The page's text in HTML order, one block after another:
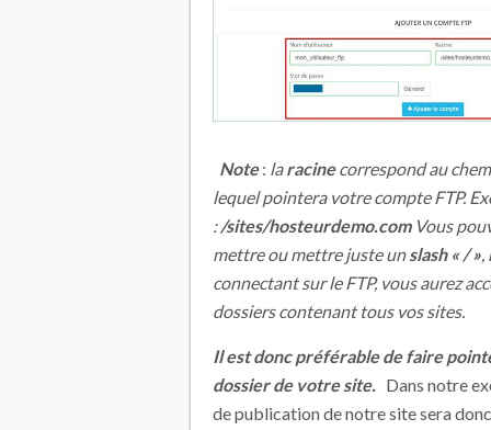
Note: laracinecorrespond au
lequel pointera votre compte FTP.
:/sites/hosteurdemo.com Vous
mettre ou mettre juste unslash « / »,
connectant sur le FTP, vous aurez
dossiers contenant tous vos sites.
Il est donc préférable de faire
dossier de votre site. Dans notre
de publication de notre site sera